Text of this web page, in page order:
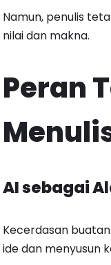
Namun, penulis
nilai dan makna.
Peran
AI sebagai
Kecerdasan
ide dan menyusun